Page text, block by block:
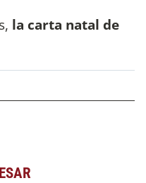
la carta natal de